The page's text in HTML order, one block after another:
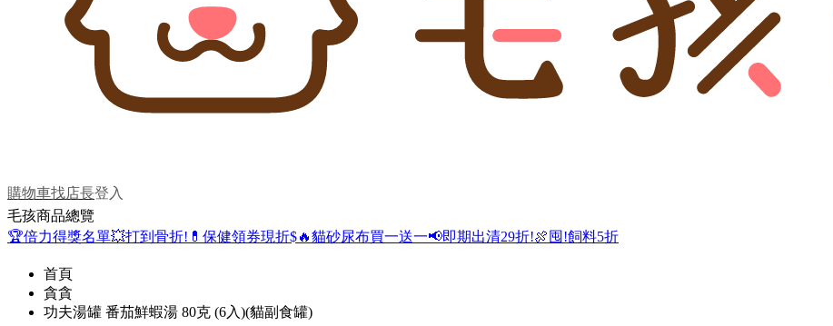
購物車找店長登入
毛孩商品總覽
🏆倍力得獎名單💥打到骨折! 💊保健領券現折$🔥貓砂尿布買一送一📢即期出清29折!🍖囤!飼料5折
首頁
貪貪
功夫湯罐 番茄鮮蝦湯 80克 (6入)(貓副食罐)